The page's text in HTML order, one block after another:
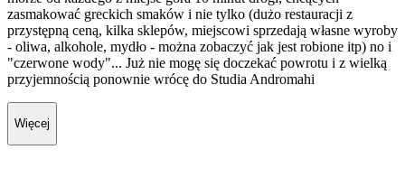
zasmakować greckich smaków i nie tylko (dużo restauracji z
przystępną ceną, kilka sklepów, miejscowi sprzedają własne wyroby
- oliwa, alkohole, mydło - można zobaczyć jak jest robione itp) no i
"czerwone wody"... Już nie mogę się doczekać powrotu i z wielką
przyjemnością ponownie wrócę do Studia Andromahi
Więcej